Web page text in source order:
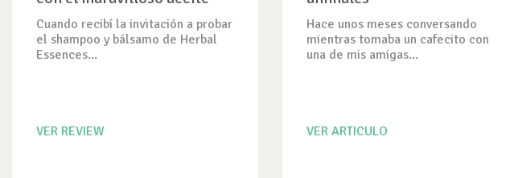
de argán marroquí.
Cuando recibí la invitación a probar
el shampoo y bálsamo de Herbal
Essences...
VER REVIEW
Hace unos meses conversando
mientras tomaba un cafecito con
una de mis amigas...
VER ARTICULO